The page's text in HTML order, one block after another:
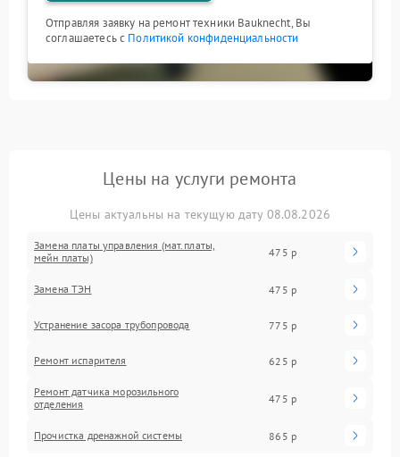
Отправляя заявку на ремонт техники Bauknecht, Вы
соглашаетесь с Политикой конфиденциальности
Цены на услуги ремонта
Цены актуальны на текущую дату 08.08.2026
Замена платы управления (мат.платы,
мейн платы)
475 р
Замена ТЭН 475 р
Устранение засора трубопровода 775 р
Ремонт испарителя 625 р
Ремонт датчика морозильного
отделения
475 р
Прочистка дренажной системы 865 р